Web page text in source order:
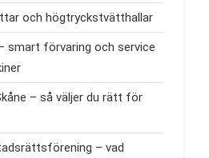
och högtryckstvätthallar
smart förvaring och service
– så väljer du rätt för
– vad